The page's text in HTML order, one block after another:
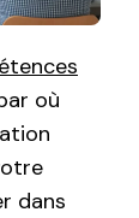
où
dans